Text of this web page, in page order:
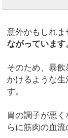
意外かもしれま
ながっています
そのため、暴
かけるような
す。
胃の調子が悪
らに筋肉の血流